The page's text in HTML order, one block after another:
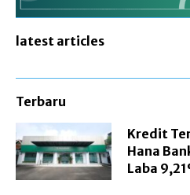
latest articles
Terbaru
Kredit
Hana
Laba